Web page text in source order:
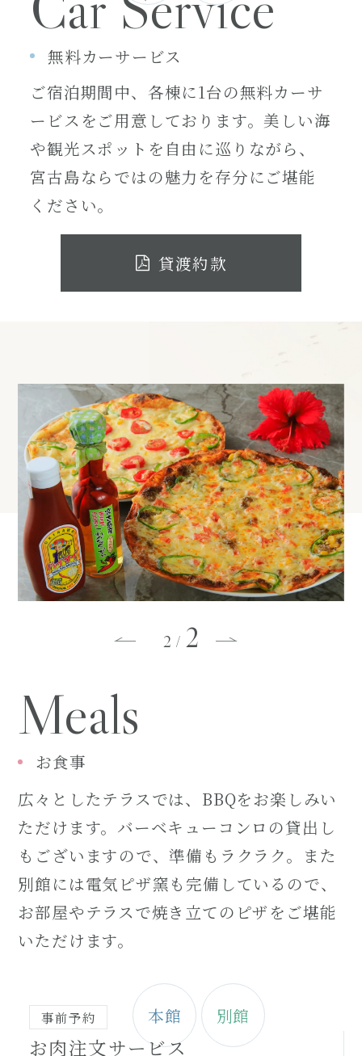
無料カーサービス
ご宿泊期間中、各棟に1台の無料カーサ
ービスをご用意しております。美しい海
や観光スポットを自由に巡りながら、
宮古島ならではの魅力を存分にご堪能
ください。
貸渡約款
1/ 2
Meals
お食事
広々としたテラスでは、BBQをお楽しみい
ただけます。バーベキューコンロの貸出し
もございますので、準備もラクラク。また
別館には電気ピザ窯も完備しているので、
お部屋やテラスで焼き立てのピザをご堪能
いただけます。
事前予約
お肉注文サービス
本館 別館